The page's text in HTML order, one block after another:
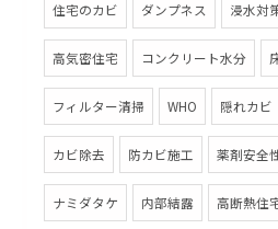
住宅のカビ ダンプネス 浸水対
高気密住宅 コンクリート水分
フィルター清掃 WHO 隠れカビ
カビ除去 防カビ施工 薬剤安全
ナミダタケ 内部結露 高断熱住